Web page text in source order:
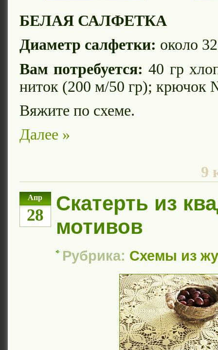
БЕЛАЯ САЛФЕТКА
Диаметр салфетки: около
Вам потребуется: 40 гр
ниток (200 м/50 гр);
Вяжите по схеме.
Далее »
9
Апр
28
Скатерть из
мотивов
Рубрика: Схемы из